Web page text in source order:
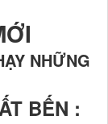
NHỮNG
BẾN :